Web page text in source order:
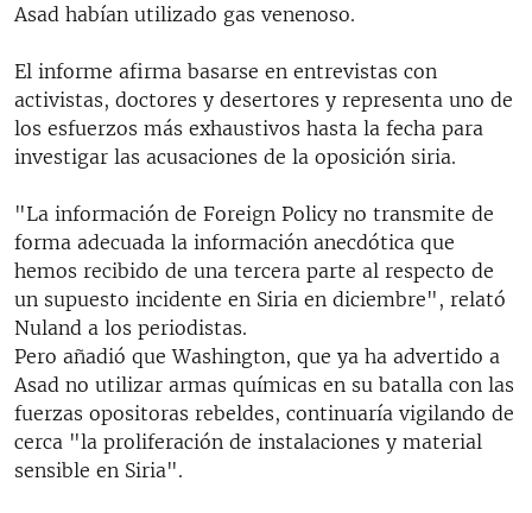
Asad habían utilizado gas venenoso.
El informe afirma basarse en entrevistas con
activistas, doctores y desertores y representa uno de
los esfuerzos más exhaustivos hasta la fecha para
investigar las acusaciones de la oposición siria.
"La información de Foreign Policy no transmite de
forma adecuada la información anecdótica que
hemos recibido de una tercera parte al respecto de
un supuesto incidente en Siria en diciembre", relató
Nuland a los periodistas.
Pero añadió que Washington, que ya ha advertido a
Asad no utilizar armas químicas en su batalla con las
fuerzas opositoras rebeldes, continuaría vigilando de
cerca "la proliferación de instalaciones y material
sensible en Siria".